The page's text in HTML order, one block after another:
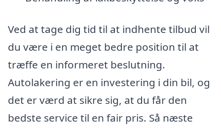
Ved at tage dig tid til at indhente tilbud vil
du være i en meget bedre position til at
træffe en informeret beslutning.
Autolakering er en investering i din bil, og
det er værd at sikre sig, at du får den
bedste service til en fair pris. Så næste